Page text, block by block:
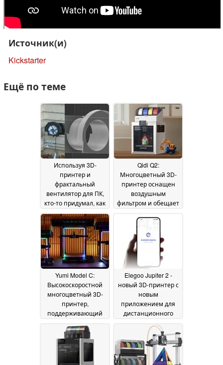
Источник(и)
Kickstarter
Ещё по теме
Используя 3D-
принтер и
фрактальный
вентилятор для ПК,
кто-то придумал, как
избавиться от
кошмара с осами11
October 2025
Qidi Q2:
Многоцветный 3D-
принтер оснащен
воздушным
фильтром и обещает
слои 02 October 2025
Yumi Model C:
Высокоскоростной
многоцветный 3D-
принтер,
поддерживающий
July 2025
Elegoo Jupiter 2 -
новый 3D-принтер с
новым
приложением для
дистанционного
смартфона 28 June 2025